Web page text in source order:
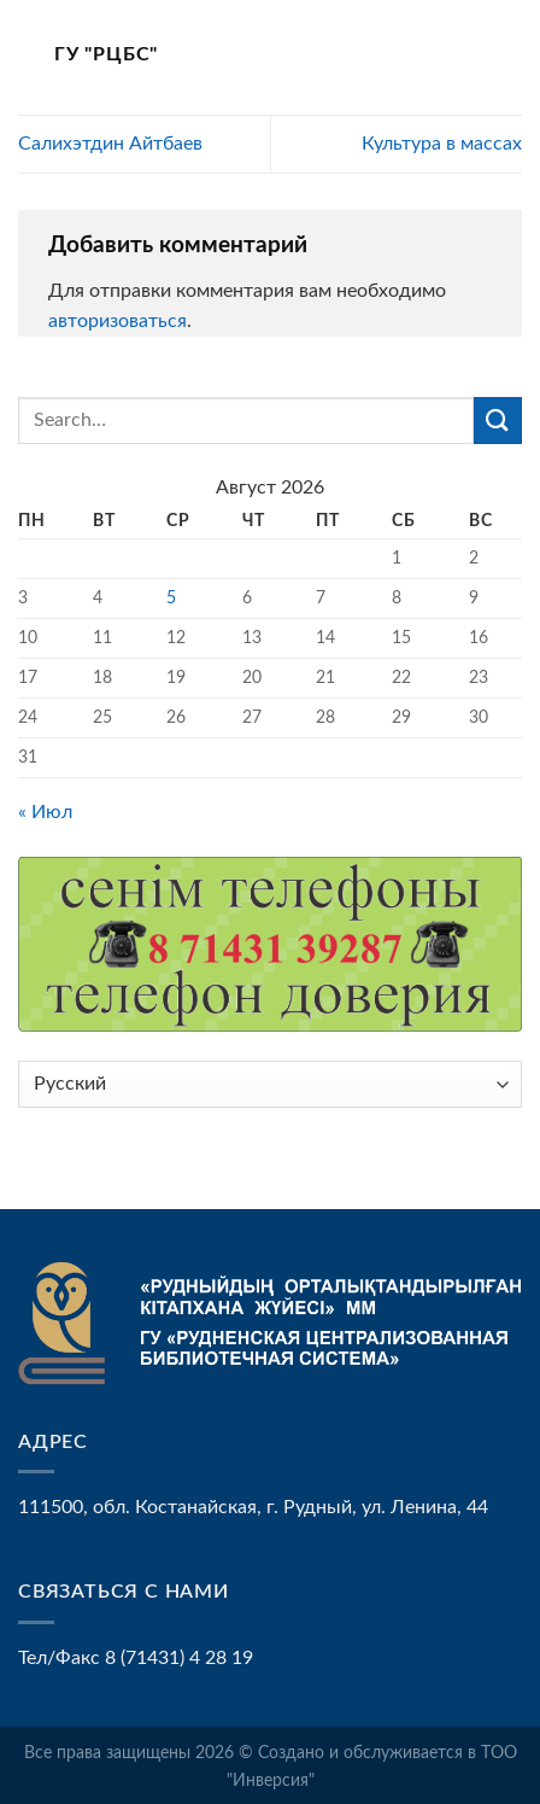
ГУ "РЦБС"
Салихэтдин Айтбаев Культура в массах
Добавить комментарий
Для отправки комментария вам необходимо
авторизоваться.
Август 2026
ПН ВТ СР ЧТ ПТ СБ ВС
1 2
3 4 5 6 7 8 9
10 11 12 13 14 15 16
17 18 19 20 21 22 23
24 25 26 27 28 29 30
31
« Июл
Выбрать
АДРЕС
111500, обл. Костанайская, г. Рудный, ул. Ленина, 44
СВЯЗАТЬСЯ С НАМИ
Тел/Факс 8 (71431) 4 28 19
Все права защищены 2026 © Создано и обслуживается в ТОО
"Инверсия"